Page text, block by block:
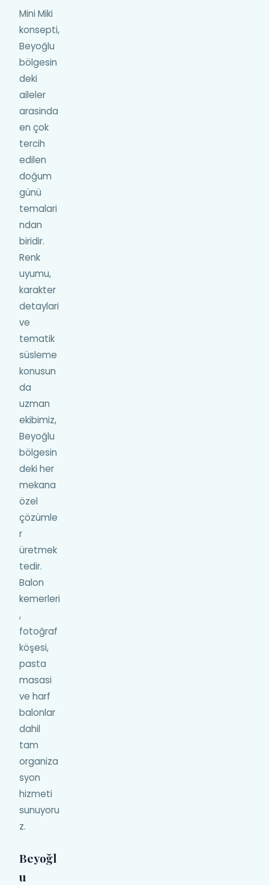
Mini Miki
konsepti,
Beyoğlu
bölgesin
deki
aileler
arasinda
en çok
tercih
edilen
doğum
günü
temalari
ndan
biridir.
Renk
uyumu,
karakter
detaylari
ve
tematik
süsleme
konusun
da
uzman
ekibimiz,
Beyoğlu
bölgesin
deki her
mekana
özel
çözümle
r
üretmek
tedir.
Balon
kemerleri
,
fotoğraf
köşesi,
pasta
masasi
ve harf
balonlar
dahil
tam
organiza
syon
hizmeti
sunuyoru
z.
Beyoğl
u